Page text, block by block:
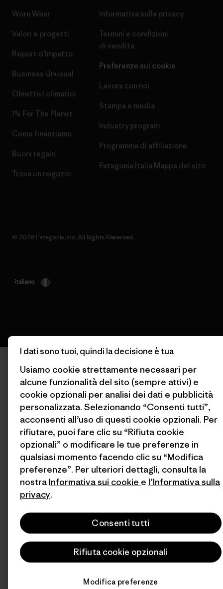
Worn Wear
Valori e progetti
Report d’Impatto
Business Unusual
Obiettivi climatici
1% For The Planet
Come finanziamo
Buoni regalo
Trova un negozio
Informativa sulla privacy
Termini e condizioni
di vendita
Preferenze sui cookie
Lavora con noi
Stampa e media
Industry program
Programma di affiliazione
Patagonia Italia Mappa del sito
© 2026 Patagonia, Inc. All Rights Reserved.
italiano
I dati sono tuoi, quindi la decisione è tua
Usiamo cookie strettamente necessari per
alcune funzionalità del sito (sempre attivi) e
cookie opzionali per analisi dei dati e pubblicità
personalizzata. Selezionando “Consenti tutti”,
acconsenti all’uso di questi cookie opzionali. Per
rifiutare, puoi fare clic su “Rifiuta cookie
opzionali” o modificare le tue preferenze in
qualsiasi momento facendo clic su “Modifica
preferenze”. Per ulteriori dettagli, consulta la
nostra Informativa sui cookie e l’Informativa sulla
privacy.
Consenti tutti
Rifiuta cookie opzionali
Modifica preferenze